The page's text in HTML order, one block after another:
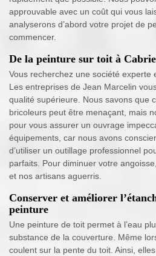
approuvable avec un coût qui vous
analyserons d’abord votre projet de
commencer.
De la peinture sur toit à
Vous recherchez une société experte
Les entreprises de Jean Marcelin
qualité supérieure. Nous savons que
bricoleurs peut être menaçant, mais
pour vous assurer un ouvrage
équipements, car nous avons
d’utiliser un outillage professionnel
parfaits. Pour diminuer votre
et nos artisans aguerris.
Conserver et améliorer
peinture
Une peinture de toit permet à l’eau
substance de la couverture. Même
coulent sur la pente du toit. Ainsi,